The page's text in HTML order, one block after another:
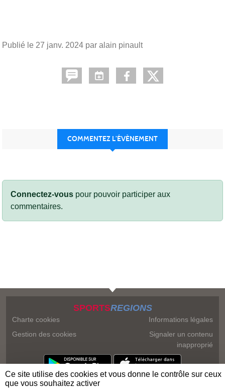
Publié le 27 janv. 2024 par alain pinault
COMMENTEZ L’ÉVÈNEMENT
Connectez-vous pour pouvoir participer aux
commentaires.
SPORTSREGIONS
Charte cookies
Gestion des cookies
Informations légales
Signaler un contenu
inapproprié
Ce site utilise des cookies et vous donne le contrôle sur ceux
que vous souhaitez activer